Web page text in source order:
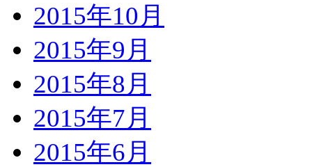
2015年10月
2015年9月
2015年8月
2015年7月
2015年6月